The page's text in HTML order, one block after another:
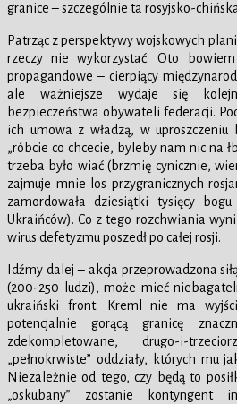
granice – szczególnie ta rosyjsko-
Patrząc z perspektywy wojskowych
rzeczy nie wykorzystać. Oto
propagandowe – cierpiący
ale ważniejsze wydaje się
bezpieczeństwa obywateli federacji.
ich umowa z władzą, w
„róbcie co chcecie, byleby nam nic na
trzeba było wiać (brzmię cynicznie,
zajmuje mnie los przygranicznych
zamordowała dziesiątki tysięcy
Ukraińców). Co z tego rozchwiania
wirus defetyzmu poszedł po całej rosji.
Idźmy dalej – akcja przeprowadzona
(200-250 ludzi), może mieć
ukraiński front. Kreml nie ma
potencjalnie gorącą granicę
zdekompletowane, drugo-i-
„pełnokrwiste” oddziały, których mu
Niezależnie od tego, czy będą to
„oskubany” zostanie kontyngent